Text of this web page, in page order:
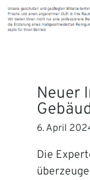
Neuer
6. April
Die